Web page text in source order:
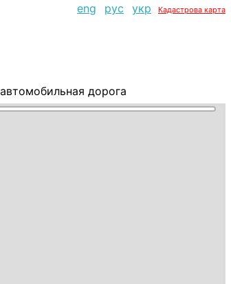
eng рус укр Кадастрова карта
дорога